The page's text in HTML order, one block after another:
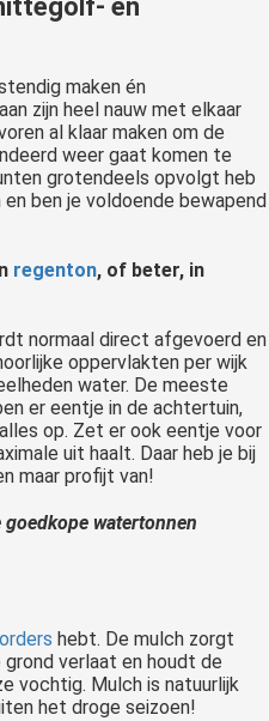
en
maken én
zijn heel nauw met elkaar
al klaar maken om de
weer gaat komen te
grotendeels opvolgt heb
ben je voldoende bewapend
regenton, of beter, in
normaal direct afgevoerd en
oppervlakten per wijk
water. De meeste
er eentje in de achtertuin,
op. Zet er ook eentje voor
uit haalt. Daar heb je bij
maar profijt van!
watertonnen
hebt. De mulch zorgt
verlaat en houdt de
vochtig. Mulch is natuurlijk
het droge seizoen!